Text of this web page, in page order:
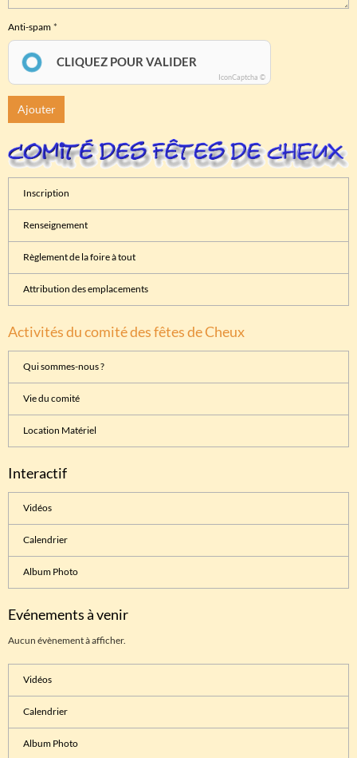
Anti-spam
CLIQUEZ POUR VALIDER
IconCaptcha ©
Ajouter
Inscription
Renseignement
Règlement de la foire à tout
Attribution des emplacements
Activités du comité des fêtes de Cheux
Qui sommes-nous ?
Vie du comité
Location Matériel
Interactif
Vidéos
Calendrier
Album Photo
Evénements à venir
Aucun évènement à afficher.
Vidéos
Calendrier
Album Photo